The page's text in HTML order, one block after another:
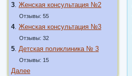
3 Женская консультация №2
Отзывы: 55
4. Женская консультация №3
Отзывы: 32
5 Детская поликлиника № 3
Отзывы: 15
Далее